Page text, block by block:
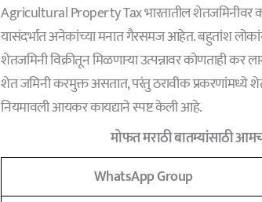
Agricultural Property Tax भारतातील शेतजमिनीवर
यासंदर्भात अनेकांच्या मनात गैरसमज आहेत. बहुतांश
शेतजमिनी विक्रीतून मिळणाऱ्या उत्पन्नावर कोणताही कर
शेत जमिनी करमुक्त असतात, परंतु ठरावीक प्रकरणांमध्ये
नियमावली आयकर कायद्याने स्पष्ट केली आहे.
मोफत मराठी बातम्यांसाठी
WhatsApp Group